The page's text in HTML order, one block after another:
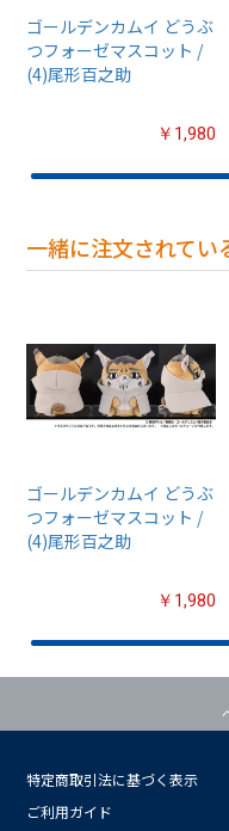
ゴールデンカムイ どうぶ
つフォーゼマスコット /
(4)尾形百之助
￥1,980
一緒に注文されてい
ゴールデンカムイ どうぶ
つフォーゼマスコット /
(4)尾形百之助
￥1,980
特定商取引法に基づく表示
ご利用ガイド